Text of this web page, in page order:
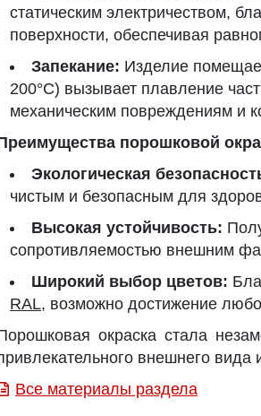
статическим электричеством,
поверхности, обеспечивая
Запекание: Изделие
200°C) вызывает плавление
механическим повреждениям и
порошковой
Экологическая
чистым и безопасным для
Высокая устойчивость:
сопротивляемостью внешним
Широкий выбор цветов:
RAL, возможно достижение
окраска стала
внешнего
Все материалы раздела